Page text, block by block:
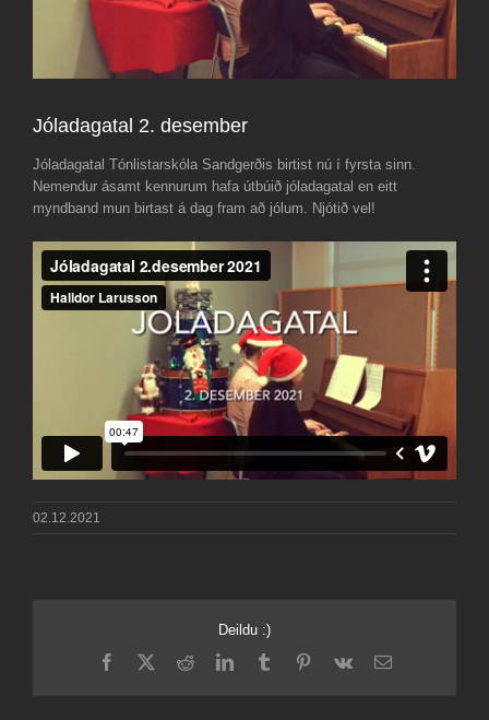
Jóladagatal 2. desember
Jóladagatal Tónlistarskóla Sandgerðis birtist nú í fyrsta sinn.
Nemendur ásamt kennurum hafa útbúið jóladagatal en eitt
myndband mun birtast á dag fram að jólum. Njótið vel!
02.12.2021
Deildu :)
Facebook
X RedditLinkedInTumblrPinterest
Vk Email